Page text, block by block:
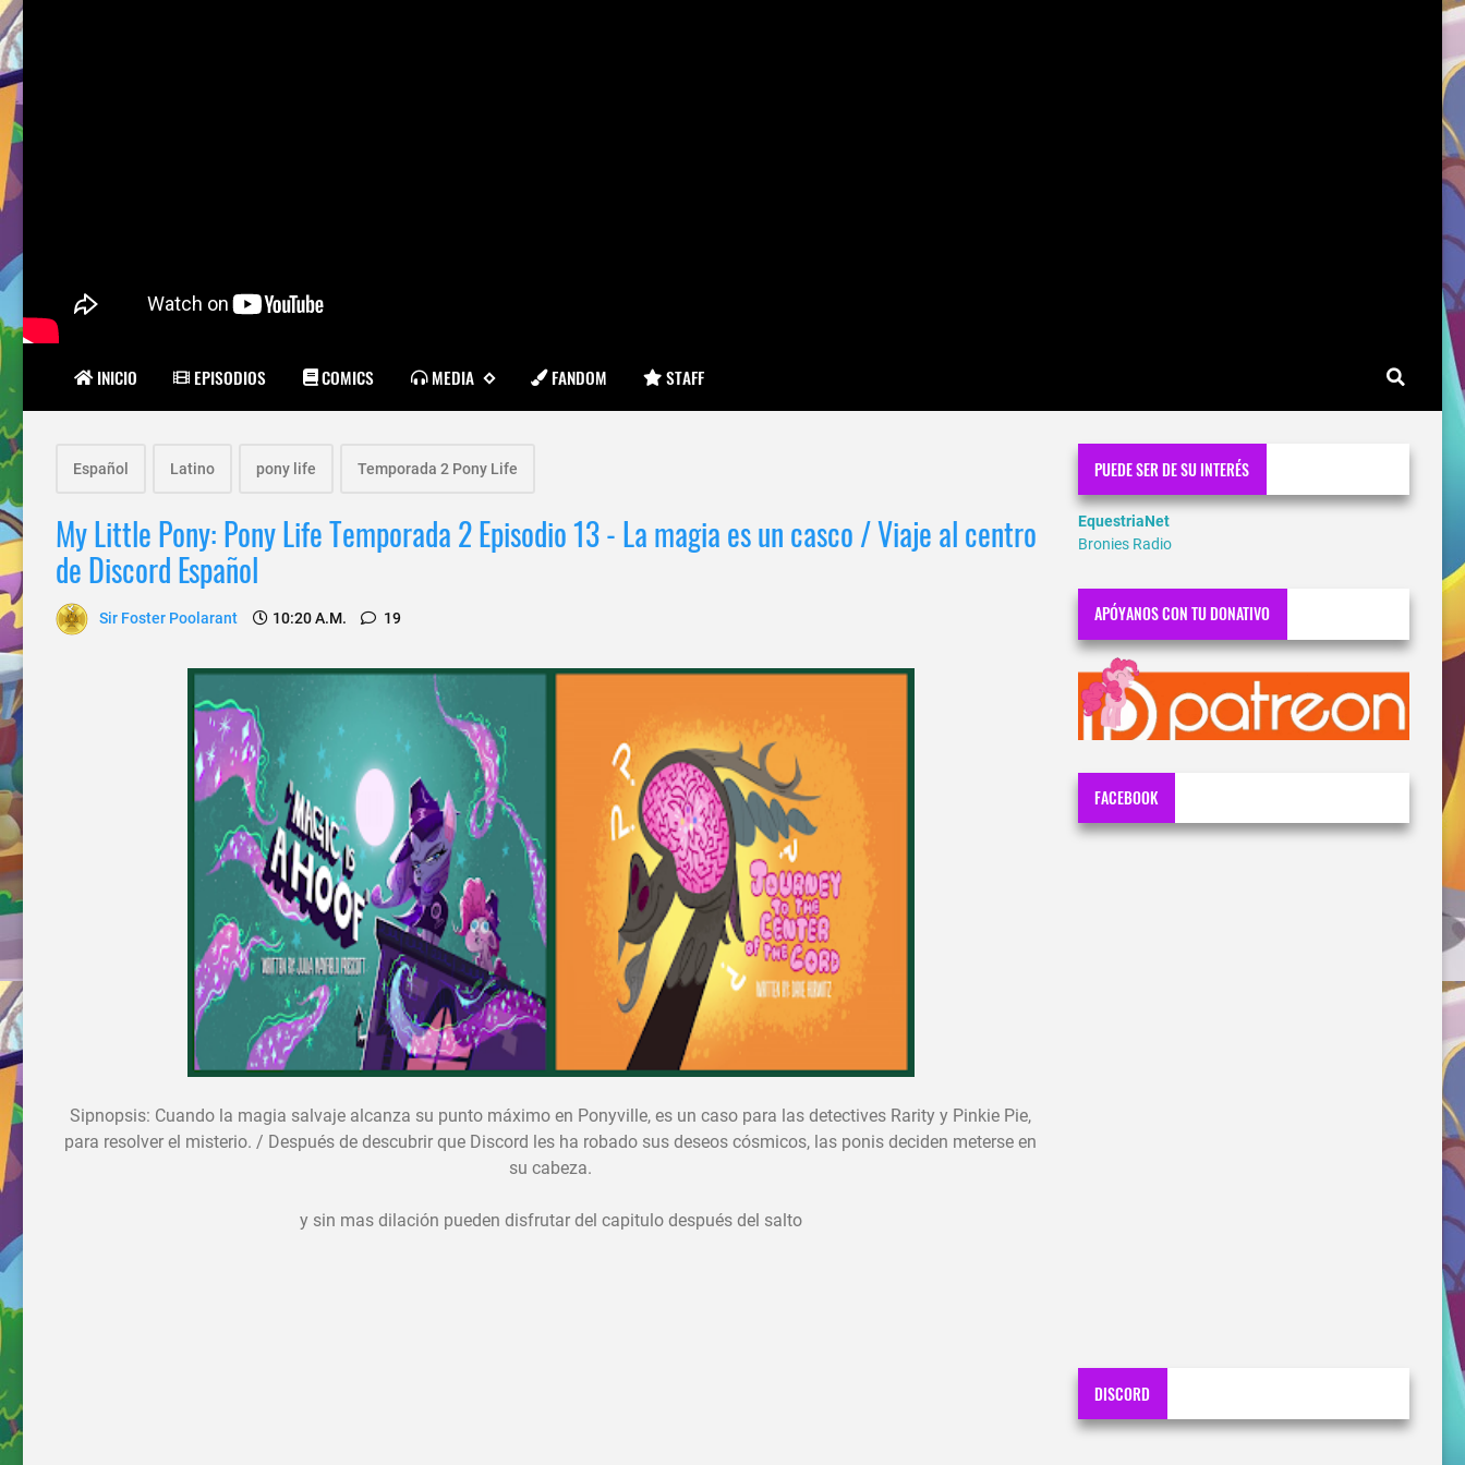
INICIO EPISODIOS COMICS MEDIA FANDOM STAFF
Español Latino pony life Temporada 2 Pony Life
My Little Pony: Pony Life Temporada 2 Episodio 13 - La magia es un casco / Viaje al centro
de Discord Español
Sir Foster Poolarant 10:20 A.m. 19
Sipnopsis: Cuando la magia salvaje alcanza su punto máximo en Ponyville, es un caso para las detectives Rarity y Pinkie Pie,
para resolver el misterio. / Después de descubrir que Discord les ha robado sus deseos cósmicos, las ponis deciden meterse en
su cabeza.
y sin mas dilación pueden disfrutar del capitulo después del salto
PUEDE SER DE SU INTERÉS
EquestriaNet
Bronies Radio
APÓYANOS CON TU DONATIVO
FACEBOOK
DISCORD